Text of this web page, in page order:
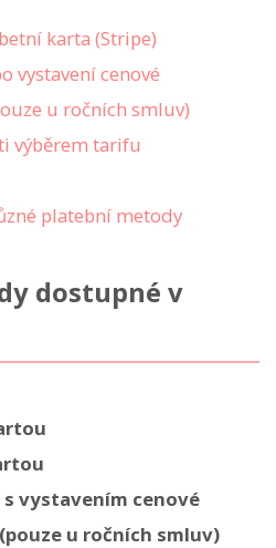
karta (Stripe)
vystavení cenové
u ročních smluv)
výběrem tarifu
platební metody
dostupné v
vystavením cenové
u ročních smluv)